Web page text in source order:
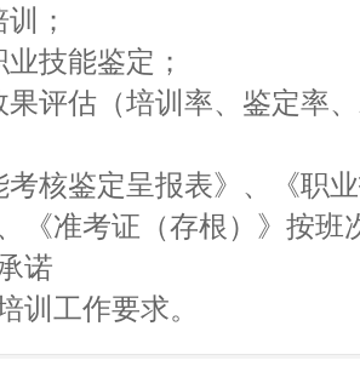
；
技能鉴定；
评估（培训率、鉴定率
考核鉴定呈报表》、《职
《准考证（存根）》按班
诺
训工作要求。